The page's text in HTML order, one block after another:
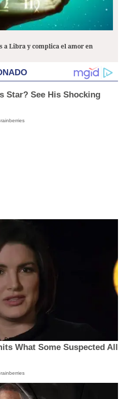
a Libra y complica el amor en
Star? See His Shocking
What Some Suspected All